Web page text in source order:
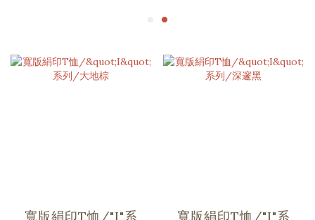
寬版絹印T恤/"I"系
寬版絹印T恤/"I"系